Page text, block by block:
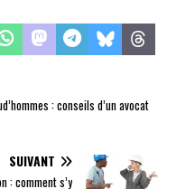
: conseils d’un avocat
SUIVANT
: comment s’y